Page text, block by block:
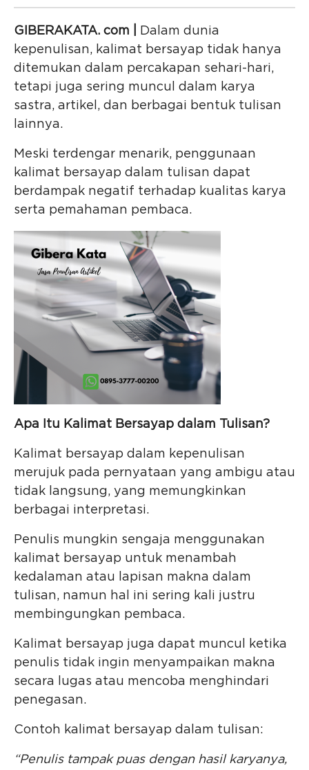
GIBERAKATA. com |
Dalam dunia
kepenulisan, kalimat bersayap tidak hanya
ditemukan dalam percakapan sehari-hari,
tetapi juga sering muncul dalam karya
sastra, artikel, dan berbagai bentuk tulisan
lainnya.
Meski terdengar menarik, penggunaan
kalimat bersayap dalam tulisan dapat
berdampak negatif terhadap kualitas karya
serta pemahaman pembaca.
Apa Itu Kalimat Bersayap dalam Tulisan?
Kalimat bersayap dalam kepenulisan
merujuk pada pernyataan yang ambigu atau
tidak langsung, yang memungkinkan
berbagai interpretasi.
Penulis mungkin sengaja menggunakan
kalimat bersayap untuk menambah
kedalaman atau lapisan makna dalam
tulisan, namun hal ini sering kali justru
membingungkan pembaca.
Kalimat bersayap juga dapat muncul ketika
penulis tidak ingin menyampaikan makna
secara lugas atau mencoba menghindari
penegasan.
Contoh kalimat bersayap dalam tulisan:
“Penulis tampak puas dengan hasil karyanya,